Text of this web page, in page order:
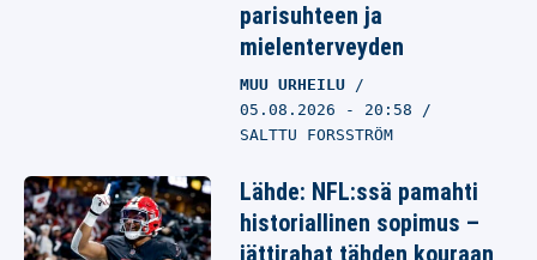
parisuhteen ja
mielenterveyden
MUU URHEILU
05.08.2026 - 20:58
SALTTU FORSSTRÖM
Lähde: NFL:ssä pamahti
historiallinen sopimus –
jättirahat tähden kouraan